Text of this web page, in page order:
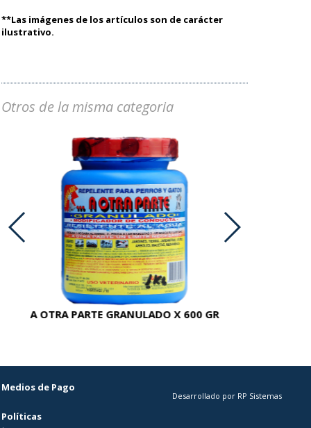
**Las imágenes de los artículos son de carácter
ilustrativo.
Otros de la misma categoria
A OTRA PARTE GRANULADO X 600 GR
Medios de Pago
Políticas
Desarrollado por RP Sistemas